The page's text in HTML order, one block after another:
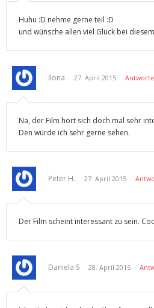
Huhu :D nehme gerne teil :D
und wünsche allen viel Glück bei
Ilona 27. April 2015
Na, der Film hört sich doch mal sehr
Den würde ich sehr gerne sehen.
Peter H. 27. April 2015
Der Film scheint interessant zu sein.
Daniela S 28. April 2015